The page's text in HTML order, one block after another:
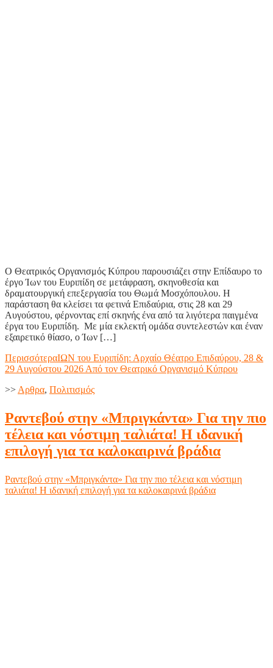
Ο Θεατρικός Οργανισμός Κύπρου παρουσιάζει στην Επίδαυρο το
έργο Ίων του Ευριπίδη σε μετάφραση, σκηνοθεσία και
δραματουργική επεξεργασία του Θωμά Μοσχόπουλου. Η
παράσταση θα κλείσει τα φετινά Επιδαύρια, στις 28 και 29
Αυγούστου, φέρνοντας επί σκηνής ένα από τα λιγότερα παιγμένα
έργα του Ευριπίδη. Με μία εκλεκτή ομάδα συντελεστών και έναν
εξαιρετικό θίασο, ο Ίων […]
ΠερισσότεραΙΩΝ του Ευριπίδη: Αρχαίο Θέατρο Επιδαύρου, 28 &
29 Αυγούστου 2026 Από τον Θεατρικό Οργανισμό Κύπρου
>>Aρθρα, Πολιτισμός
Ραντεβού στην «Μπριγκάντα» Για την πιο
τέλεια και νόστιμη ταλιάτα! Η ιδανική
επιλογή για τα καλοκαιρινά βράδια
Ραντεβού στην «Μπριγκάντα» Για την πιο τέλεια και νόστιμη
ταλιάτα! Η ιδανική επιλογή για τα καλοκαιρινά βράδια